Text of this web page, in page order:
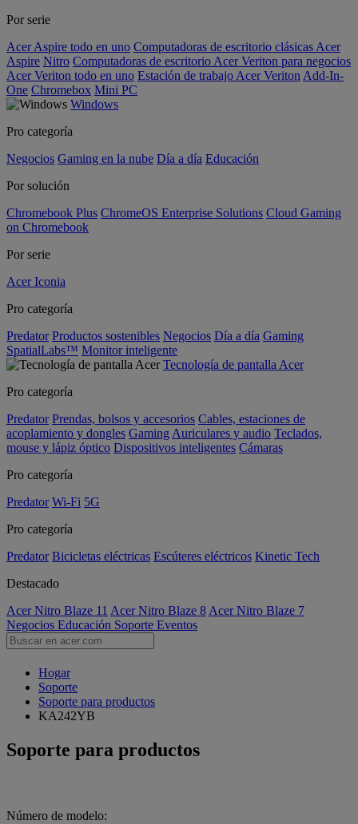
Por serie
Acer Aspire todo en uno Computadoras de escritorio clásicas Acer
Aspire Nitro Computadoras de escritorio Acer Veriton para negocios
Acer Veriton todo en uno Estación de trabajo Acer Veriton Add-In-
One Chromebox Mini PC
Windows
Pro categoría
Negocios Gaming en la nube Día a día Educación
Por solución
Chromebook Plus ChromeOS Enterprise Solutions Cloud Gaming
on Chromebook
Por serie
Acer Iconia
Pro categoría
Predator Productos sostenibles Negocios Día a día Gaming
SpatialLabs™ Monitor inteligente
Tecnología de pantalla Acer
Pro categoría
Predator Prendas, bolsos y accesorios Cables, estaciones de
acoplamiento y dongles Gaming Auriculares y audio Teclados,
mouse y lápiz óptico Dispositivos inteligentes Cámaras
Pro categoría
Predator Wi-Fi 5G
Pro categoría
Predator Bicicletas eléctricas Escúteres eléctricos Kinetic Tech
Destacado
Acer Nitro Blaze 11 Acer Nitro Blaze 8 Acer Nitro Blaze 7
Negocios Educación Soporte Eventos
Hogar
Soporte
Soporte para productos
KA242YB
Soporte para productos
Número de modelo: